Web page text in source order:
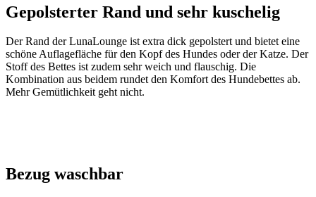
Gepolsterter Rand und sehr kuschelig
Der Rand der LunaLounge ist extra dick gepolstert und bietet eine
schöne Auflagefläche für den Kopf des Hundes oder der Katze. Der
Stoff des Bettes ist zudem sehr weich und flauschig. Die
Kombination aus beidem rundet den Komfort des Hundebettes ab.
Mehr Gemütlichkeit geht nicht.
Bezug waschbar